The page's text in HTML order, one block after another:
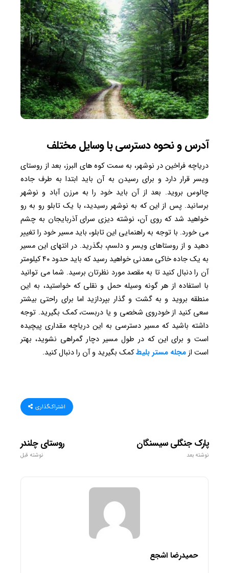
آدرس و نحوه دسترسی با وسایل مختلف
دریاچه فراخین در نوشهر، به سمت کوه‌ های البرز، بعد از روستای
ویسر قرار دارد و برای رسیدن به آن باید ابتدا به طرف جاده
چالوس بروید. بعد از آن باید خود را به مرزن آباد و نوشهر
برسانید. پس از این که به نوشهر رسیدید، با یک تابلو رو به رو
خواهید شد که روی آن، نوشته دیزی سرای آذربایجان به چشم
می خورد. با توجه به راهنمایی این تابلو، باید مسیر خود را تغییر
دهید و از روستاهای ویسر و دلسم، بگذرید. در انتهای این مسیر
به یک جاده خاکی معدنی خواهید رسید که باید حدود ۴۰ کیلومتر
آن را دنبال کنید تا به مقصد مورد نظرتان برسید. شما می توانید
با استفاده از هر گونه وسیله حمل و نقلی که خواستید، به این
منطقه بروید و به گشت و گذار بپردازید اما برای راحتی بیشتر
سعی کنید از خودروی شخصی و یا دربست، کمک بگیرید. توجه
داشته باشید که مسیر دسترسی به این دریاچه مقداری پیچیده
است و برای این که در طول مسیر دچار گمراهی نشوید، بهتر
است ازمجله مستر بلیطکمک بگیرید و آن را دنبال کنید.
اشتراک‌گذاری
روستای چلندر
نوشته قبل
پارک جنگلی سیسنگان
نوشته بعد
حمیدرضا اشجع